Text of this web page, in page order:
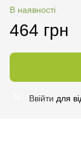
В наявності
464 грн
Ввійти для